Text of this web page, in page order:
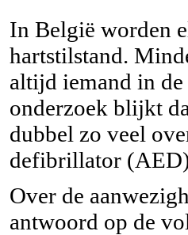
In België worden
hartstilstand.
altijd iemand in
onderzoek blijkt
dubbel zo veel
defibrillator
Over de
antwoord op de